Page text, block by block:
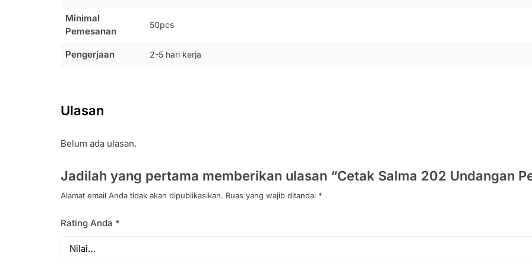
Minimal
Pemesanan
50pcs
Pengerjaan 2-5 hari kerja
Ulasan
Belum ada ulasan.
Jadilah yang pertama memberikan ulasan “Cetak Salma 202 Undangan
Alamat email Anda tidak akan dipublikasikan. Ruas yang wajib ditandai *
Rating Anda *